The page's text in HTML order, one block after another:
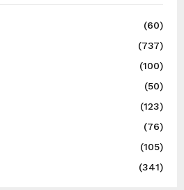
(60)
(737)
(100)
(50)
(123)
(76)
(105)
(341)